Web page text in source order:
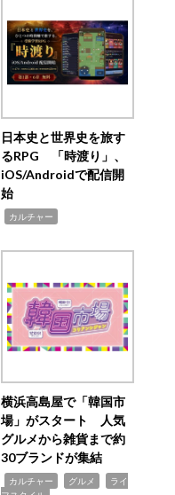
日本史と世界史を旅す
るRPG 「時渡り」、
iOS/Androidで配信開
始
カルチャー
横浜高島屋で「韓国市
場」がスタート 人気
グルメから雑貨まで約
30ブランドが集結
カルチャー グルメ
ライ